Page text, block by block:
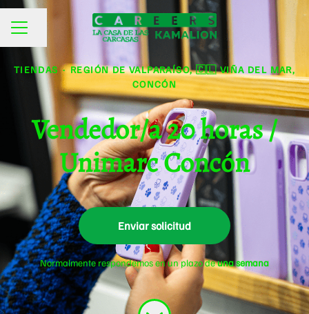
MENÚ DE EMPLEO
Compartir página
TIENDAS · REGIÓN DE VALPARAÍSO, 🇨🇱 VIÑA DEL MAR,
CONCÓN
Vendedor/a 20 horas /
Unimarc Concón
Enviar solicitud
Normalmente respondemos en un plazo deuna semana